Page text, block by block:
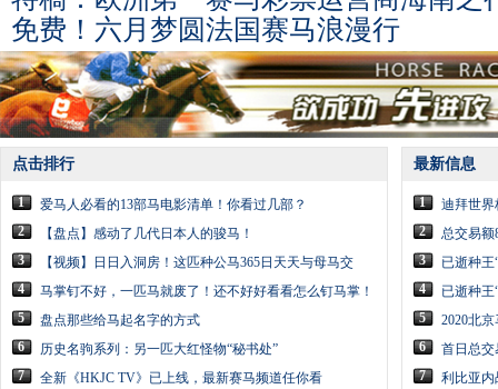
免费！六月梦圆法国赛马浪漫行
点击排行
1
爱马人必看的13部马电影清单！你看过几部？
2
【盘点】感动了几代日本人的骏马！
3
【视频】日日入洞房！这匹种公马365日天天与母马交
4
马掌钉不好，一匹马就废了！还不好好看看怎么钉马掌！
5
盘点那些给马起名字的方式
6
历史名驹系列：另一匹大红怪物“秘书处”
7
全新《HKJC TV》已上线，最新赛马频道任你看
最新信息
1
迪拜世界
2
总交易
3
已逝种王
4
已逝种王
5
2020北
6
首日总交
7
利比亚内